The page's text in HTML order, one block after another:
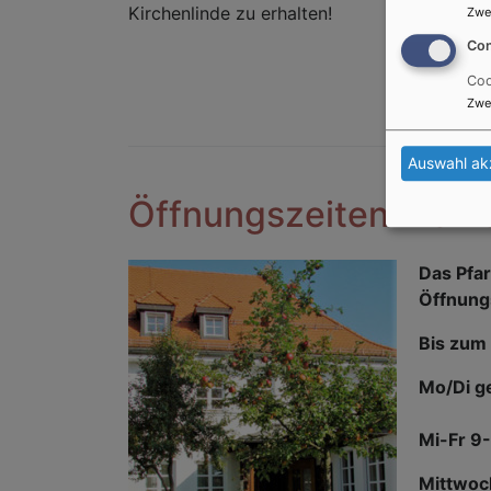
Kirchenlinde zu erhalten!
Der
Öffnungszeiten
Das
Bis
Mo/Di
Mi-Fr
Auswahl